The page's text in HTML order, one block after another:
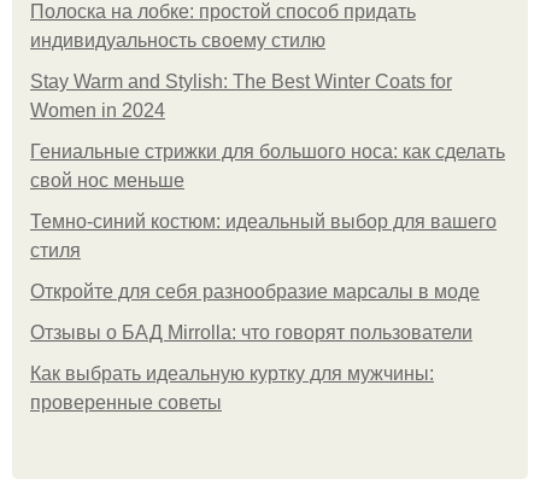
Полоска на лобке: простой способ придать
индивидуальность своему стилю
Stay Warm and Stylish: The Best Winter Coats for
Women in 2024
Гениальные стрижки для большого носа: как сделать
свой нос меньше
Темно-синий костюм: идеальный выбор для вашего
стиля
Откройте для себя разнообразие марсалы в моде
Отзывы о БАД Mirrolla: что говорят пользователи
Как выбрать идеальную куртку для мужчины:
проверенные советы